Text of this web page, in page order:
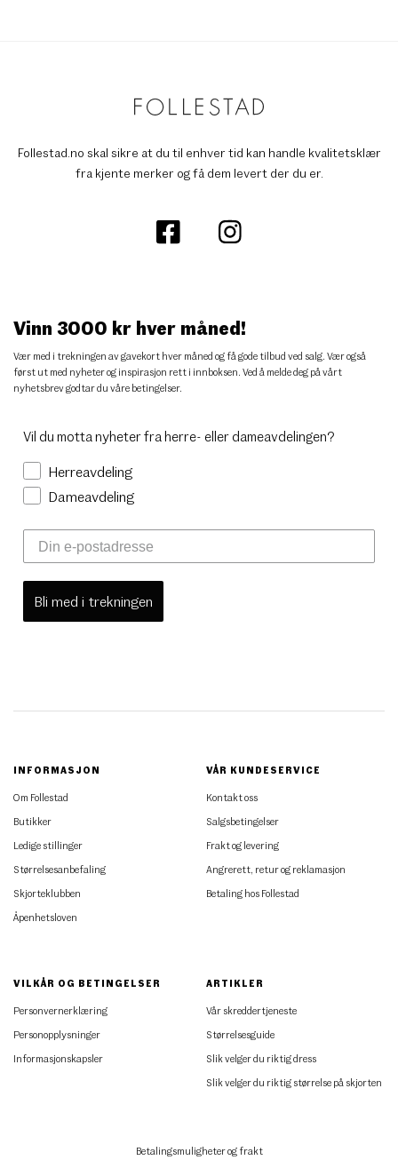
Follestad.no skal sikre at du til enhver tid kan handle kvalitetsklær
fra kjente merker og få dem levert der du er.
Vinn 3000 kr hver måned!
Vær med i trekningen av gavekort hver måned og få gode tilbud ved salg. Vær også
først ut med nyheter og inspirasjon rett i innboksen. Ved å melde deg på vårt
nyhetsbrev godtar du våre betingelser.
Vil du motta nyheter fra herre- eller dameavdelingen?
Herreavdeling
Dameavdeling
Bli med i trekningen
INFORMASJON
Om Follestad
Butikker
Ledige stillinger
Størrelsesanbefaling
Skjorteklubben
Åpenhetsloven
VÅR KUNDESERVICE
Kontakt oss
Salgsbetingelser
Frakt og levering
Angrerett, retur og reklamasjon
Betaling hos Follestad
VILKÅR OG BETINGELSER
Personvernerklæring
Personopplysninger
Informasjonskapsler
ARTIKLER
Vår skreddertjeneste
Størrelsesguide
Slik velger du riktig dress
Slik velger du riktig størrelse på skjorten
Betalingsmuligheter og frakt